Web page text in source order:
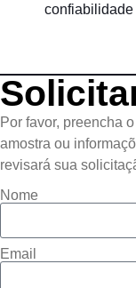
Por favor, preencha
amostra ou
revisará sua
Nome
Email